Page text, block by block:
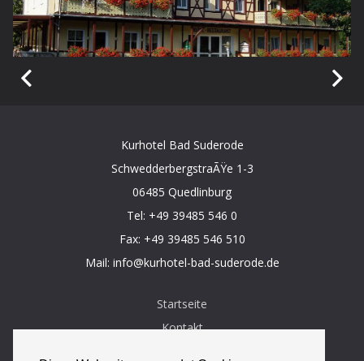
Kurhotel Bad Suderode
SchwedderbergstraÃŸe 1-3
06485 Quedlinburg
Tel: +49 39485 546 0
Fax: +49 39485 546 510
Mail: info@kurhotel-bad-suderode.de
Startseite
Kontakt